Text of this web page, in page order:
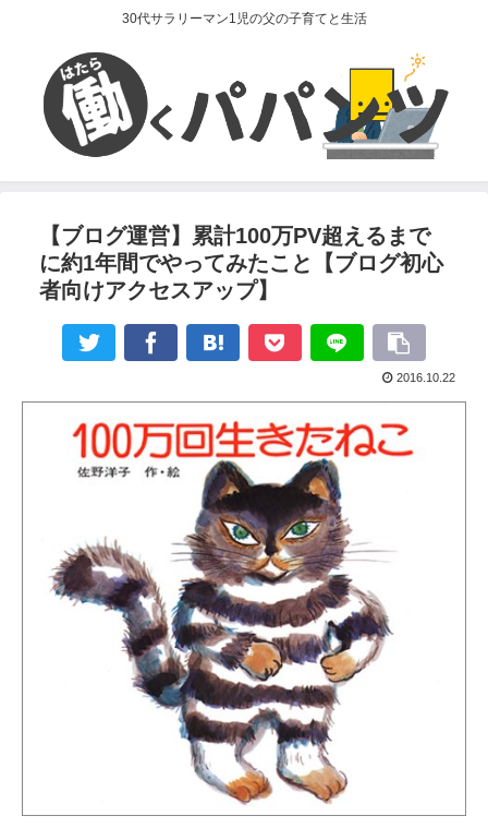
30代サラリーマン1児の父の子育てと生活
【ブログ運営】累計100万PV超えるまで
に約1年間でやってみたこと【ブログ初心
者向けアクセスアップ】
2016.10.22